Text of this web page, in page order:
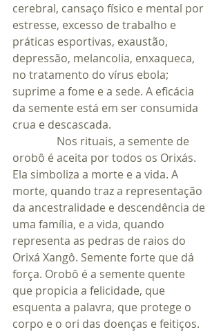
cerebral, cansaço físico e mental por
estresse, excesso de trabalho e
práticas esportivas, exaustão,
depressão, melancolia, enxaqueca,
no tratamento do vírus ebola;
suprime a fome e a sede. A eficácia
da semente está em ser consumida
crua e descascada.
Nos rituais, a semente de
orobô é aceita por todos os Orixás.
Ela simboliza a morte e a vida. A
morte, quando traz a representação
da ancestralidade e descendência de
uma família, e a vida, quando
representa as pedras de raios do
Orixá Xangô. Semente forte que dá
força. Orobô é a semente quente
que propicia a felicidade, que
esquenta a palavra, que protege o
corpo e o ori das doenças e feitiços.